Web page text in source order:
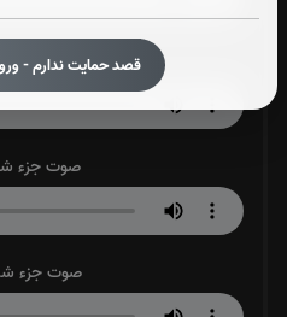
قصد حمایت ندارم -
صوت جزء
صوت جزء
صوت جزء